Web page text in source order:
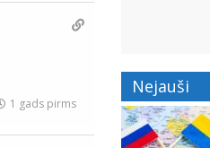
1 gads pirms
Nejauši